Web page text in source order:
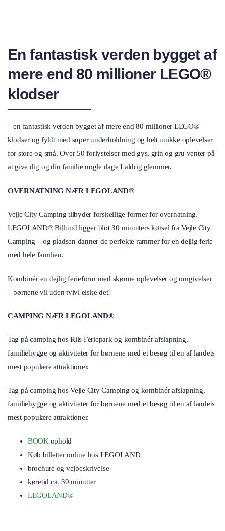
En fantastisk verden bygget af
mere end 80 millioner LEGO®
klodser
– en fantastisk verden bygget af mere end 80 millioner LEGO®
klodser og fyldt med super underholdning og helt unikke oplevelser
for store og små. Over 50 forlystelser med gys, grin og gru venter på
at give dig og din familie nogle dage I aldrig glemmer.
OVERNATNING NÆR LEGOLAND®
Vejle City Camping tilbyder forskellige former for overnatning.
LEGOLAND® Billund ligger blot 30 minutters kørsel fra Vejle City
Camping – og pladsen danner de perfekte rammer for en dejlig ferie
med hele familien.
Kombinér en dejlig ferieform med skønne oplevelser og omgivelser
– børnene vil uden tvivl elske det!
CAMPING NÆR LEGOLAND®
Tag på camping hos Riis Feriepark og kombinér afslapning,
familiehygge og aktiviteter for børnene med et besøg til en af landets
mest populære attraktioner.
Tag på camping hos Vejle City Camping og kombinér afslapning,
familiehygge og aktiviteter for børnene med et besøg til en af landets
mest populære attraktioner.
BOOK ophold
Køb billetter online hos LEGOLAND
brochure og vejbeskrivelse
køretid ca. 30 minutter
LEGOLAND®